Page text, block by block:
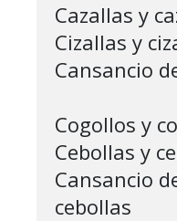
Cazallas y
Cizallas y
Cansancio
Cogollos y
Cebollas y
Cansancio
cebollas